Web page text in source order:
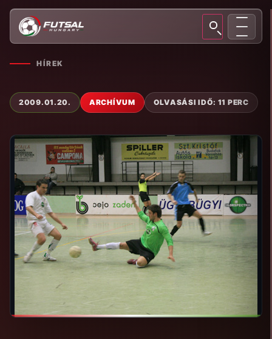
HÍREK
2009.01.20. ARCHÍVUM OLVASÁSI IDŐ: 11 PERC